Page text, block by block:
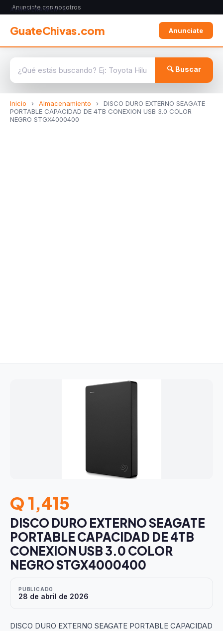
Anunciate con nosotros
GuateChivas.com Anunciate
🔍 Buscar
Inicio › Almacenamiento ›
DISCO DURO EXTERNO SEAGATE
PORTABLE CAPACIDAD DE 4TB CONEXION USB 3.0 COLOR
NEGRO STGX4000400
ALMACENAMIENTO
Q 1,415
DISCO DURO EXTERNO SEAGATE
PORTABLE CAPACIDAD DE 4TB
CONEXION USB 3.0 COLOR
NEGRO STGX4000400
PUBLICADO
28 de abril de 2026
DISCO DURO EXTERNO SEAGATE PORTABLE CAPACIDAD